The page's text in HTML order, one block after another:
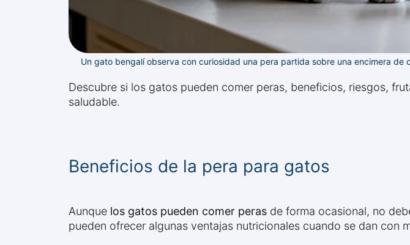
Un gato bengalí observa con curiosidad una pera partida sobre una encimera de
Descubre si los gatos pueden comer peras, beneficios, riesgos,
saludable.
Beneficios de la pera para gatos
Aunque los gatos pueden comer peras de forma ocasional, no
pueden ofrecer algunas ventajas nutricionales cuando se dan con